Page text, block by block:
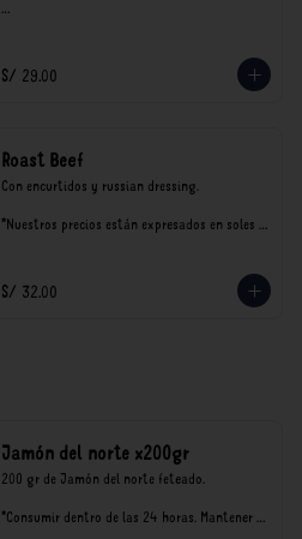
consumo.
S/ 29.00
Roast Beef
Con encurtidos y russian dressing.
*Nuestros precios están expresados en soles e
S/ 32.00
Jamón del norte x200gr
200 gr de Jamón del norte feteado.
*Consumir dentro de las 24 horas. Mantener